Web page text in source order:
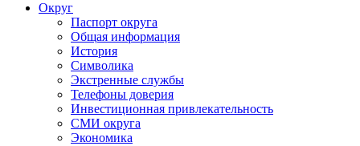
Округ
Паспорт округа
Общая информация
История
Символика
Экстренные службы
Телефоны доверия
Инвестиционная привлекательность
СМИ округа
Экономика